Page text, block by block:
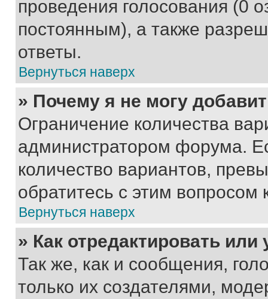
проведения голосования (0
постоянным), а также
ответы.
Вернуться наверх
» Почему я не могу
Ограничение количества
администратором форума.
количество вариантов,
обратитесь с этим вопросом
Вернуться наверх
» Как отредактировать
Так же, как и сообщения,
только их создателями,